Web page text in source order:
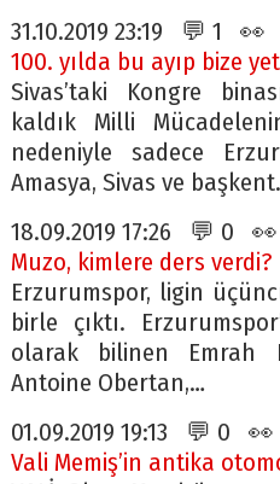
31.10.2019 23:19 💬 1 👀
100. yılda bu ayıp bize
Sivas’taki Kongre
kaldık Milli
nedeniyle sadece
Amasya, Sivas ve
18.09.2019 17:26 💬 0 👀
Muzo, kimlere ders verdi?
Erzurumspor, ligin
birle çıktı.
olarak bilinen Emrah
Antoine Obertan,…
01.09.2019 19:13 💬 0 👀
Vali Memiş’in antika